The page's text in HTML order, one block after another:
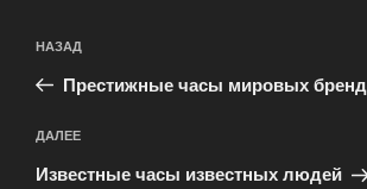
по
записям
Предыдущая
запись:
НАЗАД
Престижные часы мировых
Следующая
запись
ДАЛЕЕ
Известные часы известных людей